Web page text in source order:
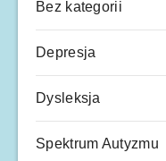
Bez kategorii
Depresja
Dysleksja
Spektrum Autyzmu